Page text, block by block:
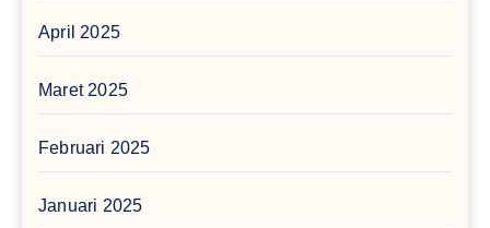
April 2025
Maret 2025
Februari 2025
Januari 2025